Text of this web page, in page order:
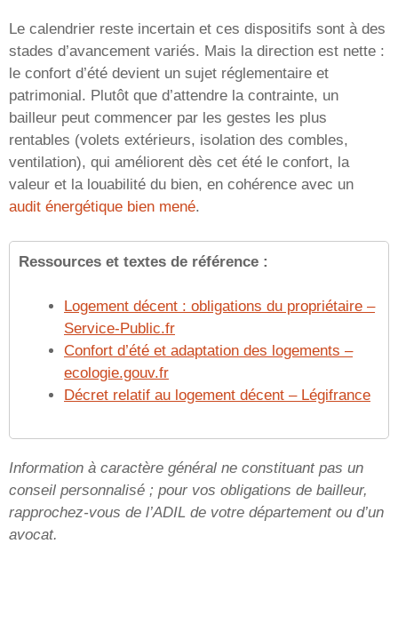
Le calendrier reste incertain et ces dispositifs sont à des
stades d’avancement variés. Mais la direction est nette :
le confort d’été devient un sujet réglementaire et
patrimonial. Plutôt que d’attendre la contrainte, un
bailleur peut commencer par les gestes les plus
rentables (volets extérieurs, isolation des combles,
ventilation), qui améliorent dès cet été le confort, la
valeur et la louabilité du bien, en cohérence avec un
audit énergétique bien mené.
Ressources et textes de référence :
Logement décent : obligations du propriétaire –
Service-Public.fr
Confort d’été et adaptation des logements –
ecologie.gouv.fr
Décret relatif au logement décent – Légifrance
Information à caractère général ne constituant pas un
conseil personnalisé ; pour vos obligations de bailleur,
rapprochez-vous de l’ADIL de votre département ou d’un
avocat.